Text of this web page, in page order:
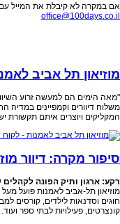
אם במקרה לא קיבלת את המייל עם סיסמאות
office@100days.co.il
מוזיאון תל אביב
"מאה הימים הם למעשה זרוע
משלוח דיוורים וקמפיינים
המקליקים ויוצרים איתם תקשורת
סיפור מקרה: דיוור
רקע: ארגון ותיק הפונה לקהלים
חוגים וסדנאות לילדים, קורסים
קונצרטים, פעילויות לבתי ספר